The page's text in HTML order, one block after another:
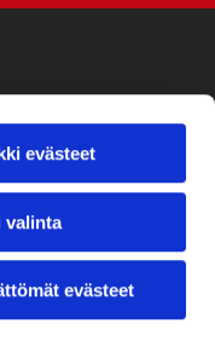
evästeet
valinta
evästeet